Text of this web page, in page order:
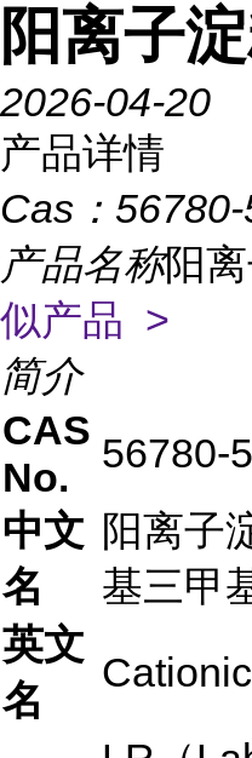
阳离子
2026-04-20
产品详情
Cas：
产品名称阳
似产品 >
简介
CAS
No.
56780-
中文
名
阳离子
基三甲
英文
名